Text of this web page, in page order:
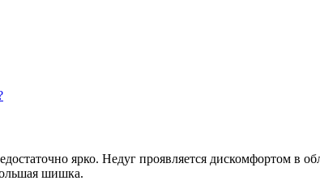
ярко. Недуг проявляется дискомфортом в
шишка.